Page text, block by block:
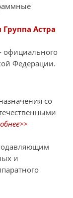
Астра
официального
Федерации.
со
и